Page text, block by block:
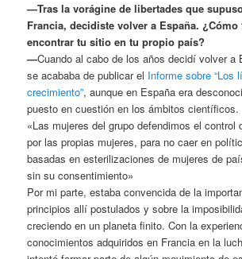
—Tras la vorágine de libertades que
Francia, decidiste volver a España. ¿Cómo
encontrar tu sitio en tu propio país?
—Cuando al cabo de los años decidí volver a
se acababa de publicar el Informe sobre “Los
crecimiento”, aunque en España era
puesto en cuestión en los ámbitos científicos.
«Las mujeres del grupo defendimos el control
por las propias mujeres, para no caer en
basadas en esterilizaciones de mujeres de
sin su consentimiento»
Por mi parte, estaba convencida de la
principios allí postulados y sobre la
creciendo en un planeta finito. Con la
conocimientos adquiridos en Francia en la